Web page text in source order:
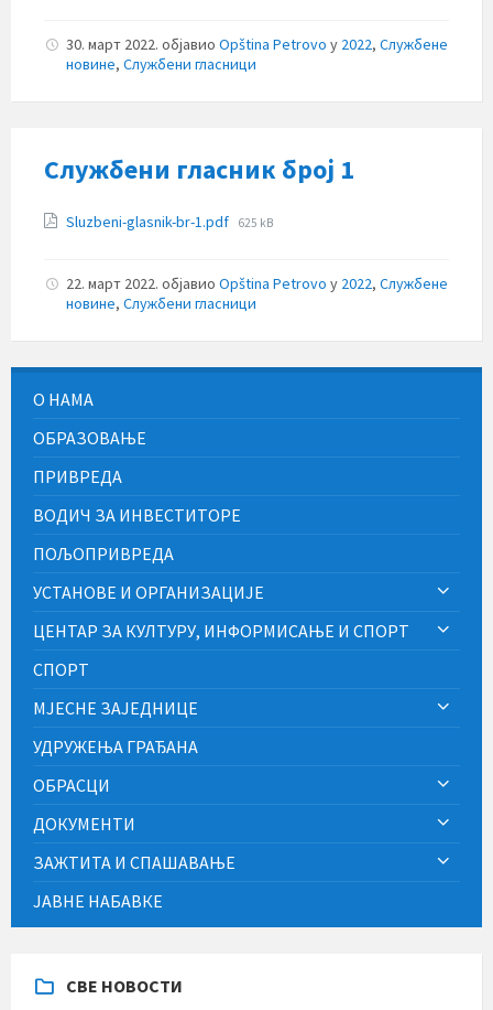
30. март 2022. објавио Opština Petrovo у 2022, Службене
новине, Службени гласници
Службени гласник број 1
Прилози
Sluzbeni-glasnik-br-1.pdf File
625 kB
22. март 2022. објавио Opština Petrovo у 2022, Службене
новине, Службени гласници
О НАМА
ОБРАЗОВАЊЕ
ПРИВРЕДА
ВОДИЧ ЗА ИНВЕСТИТОРЕ
ПОЉОПРИВРЕДА
УСТАНОВЕ И ОРГАНИЗАЦИЈЕ
ЦЕНТАР ЗА КУЛТУРУ, ИНФОРМИСАЊЕ И СПОРТ
СПОРТ
МЈЕСНЕ ЗАЈЕДНИЦЕ
УДРУЖЕЊА ГРАЂАНА
ОБРАСЦИ
ДОКУМЕНТИ
ЗАЖТИТА И СПАШАВАЊЕ
ЈАВНЕ НАБАВКЕ
СВЕ НОВОСТИ